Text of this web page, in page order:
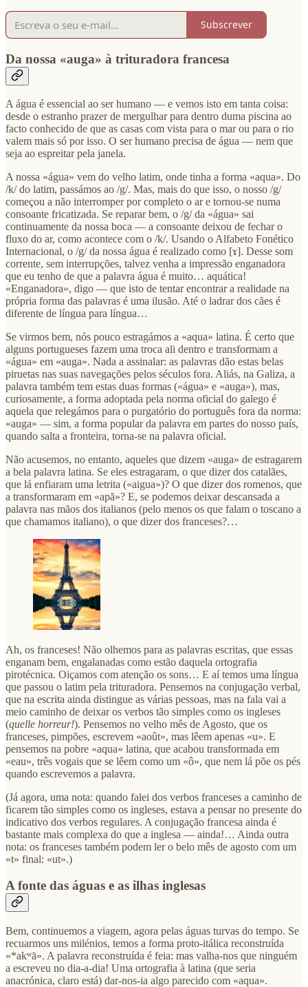
Subscrever
Da nossa «auga» à trituradora francesa
A água é essencial ao ser humano — e vemos isto em tanta coisa:
desde o estranho prazer de mergulhar para dentro duma piscina ao
facto conhecido de que as casas com vista para o mar ou para o rio
valem mais só por isso. O ser humano precisa de água — nem que
seja ao espreitar pela janela.
A nossa «água» vem do velho latim, onde tinha a forma «aqua». Do
/k/ do latim, passámos ao /g/. Mas, mais do que isso, o nosso /g/
começou a não interromper por completo o ar e tornou-se numa
consoante fricatizada. Se reparar bem, o /g/ da «água» sai
continuamente da nossa boca — a consoante deixou de fechar o
fluxo do ar, como acontece com o /k/. Usando o Alfabeto Fonético
Internacional, o /g/ da nossa água é realizado como [ɤ]. Desse som
corrente, sem interrupções, talvez venha a impressão enganadora
que eu tenho de que a palavra água é muito… aquática!
«Enganadora», digo — que isto de tentar encontrar a realidade na
própria forma das palavras é uma ilusão. Até o ladrar dos cães é
diferente de língua para língua…
Se virmos bem, nós pouco estragámos a «aqua» latina. É certo que
alguns portugueses fazem uma troca ali dentro e transformam a
«água» em «auga». Nada a assinalar: as palavras dão estas belas
piruetas nas suas navegações pelos séculos fora. Aliás, na Galiza, a
palavra também tem estas duas formas («água» e «auga»), mas,
curiosamente, a forma adoptada pela norma oficial do galego é
aquela que relegámos para o purgatório do português fora da norma:
«auga» — sim, a forma popular da palavra em partes do nosso país,
quando salta a fronteira, torna-se na palavra oficial.
Não acusemos, no entanto, aqueles que dizem «auga» de estragarem
a bela palavra latina. Se eles estragaram, o que dizer dos catalães,
que lá enfiaram uma letrita («aigua»)? O que dizer dos romenos, que
a transformaram em «apă»? E, se podemos deixar descansada a
palavra nas mãos dos italianos (pelo menos os que falam o toscano a
que chamamos italiano), o que dizer dos franceses?…
Ah, os franceses! Não olhemos para as palavras escritas, que essas
enganam bem, engalanadas como estão daquela ortografia
pirotécnica. Oiçamos com atenção os sons… E aí temos uma língua
que passou o latim pela trituradora. Pensemos na conjugação verbal,
que na escrita ainda distingue as várias pessoas, mas na fala vai a
meio caminho de deixar os verbos tão simples como os ingleses
(quelle horreur!). Pensemos no velho mês de Agosto, que os
franceses, pimpões, escrevem «août», mas lêem apenas «u». E
pensemos na pobre «aqua» latina, que acabou transformada em
«eau», três vogais que se lêem como um «ô», que nem lá põe os pés
quando escrevemos a palavra.
(Já agora, uma nota: quando falei dos verbos franceses a caminho de
ficarem tão simples como os ingleses, estava a pensar no presente do
indicativo dos verbos regulares. A conjugação francesa ainda é
bastante mais complexa do que a inglesa — ainda!… Ainda outra
nota: os franceses também podem ler o belo mês de agosto com um
«t» final: «ut».)
A fonte das águas e as ilhas inglesas
Bem, continuemos a viagem, agora pelas águas turvas do tempo. Se
recuarmos uns milénios, temos a forma proto-itálica reconstruída
«*akʷā». A palavra reconstruída é feia: mas valha-nos que ninguém
a escreveu no dia-a-dia! Uma ortografia à latina (que seria
anacrónica, claro está) dar-nos-ia algo parecido com «aqua».